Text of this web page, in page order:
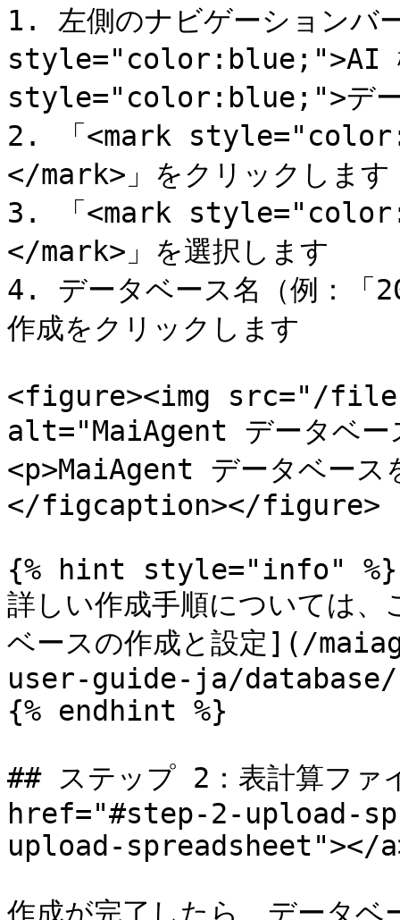
1. 左側のナビゲーションバ
style="color:blue;">AI 機
style="color:blue;">デー
2. 「<mark
</mark>」をクリックします
3. 「<mark
</mark>」を選択します
4. データベース名（例：「
作成をクリックします
<figure><img src="/files/
alt="MaiAgent データベ
<p>MaiAgent データベース
</figcaption></figure>
{% hint style="info" %}
詳しい作成手順については
ベースの作成と設定](/
user-guide-ja/
{% endhint %}
## ステップ 2：表計算ファ
href="#step-2-upload-
upload-spreadsheet"></
作成が完了したら、データ